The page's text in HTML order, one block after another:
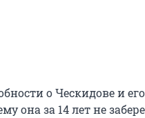
о Ческидове и
она за 14 лет не